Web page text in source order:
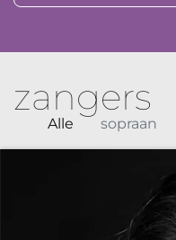
zangers
sopraan
Alle